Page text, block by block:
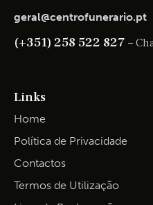
geral@centrofunerario.pt
(+351) 258 522 827 –
Links
Home
Política de Privacidade
Contactos
Termos de Utilização